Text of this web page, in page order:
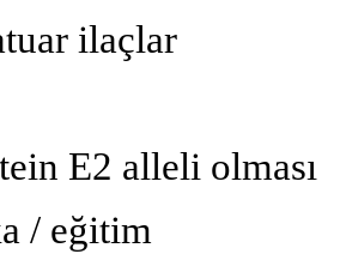
ilaçlar
E2 alleli olması
/ eğitim